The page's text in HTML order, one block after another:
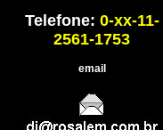
Telefone: 0-xx-11-
2561-1753
email